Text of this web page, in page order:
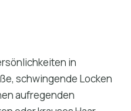
in
schwingende Locken
aufregenden